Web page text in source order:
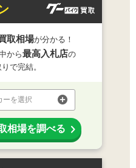
取相場が分かる！
から最高入札店の
で完結。
ーを選択
相場を調べる